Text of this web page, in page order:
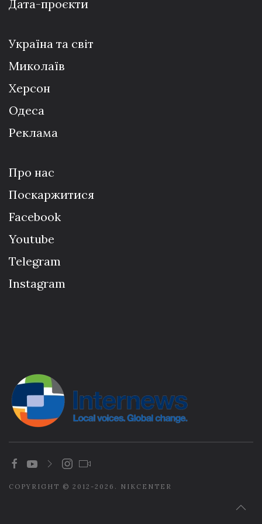
Дата-проєкти
Україна та світ
Миколаїв
Херсон
Одеса
Реклама
Про нас
Поскаржитися
Facebook
Youtube
Telegram
Instagram
COPYRIGHT © 2012-2026. NIKCENTER